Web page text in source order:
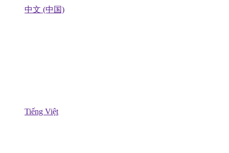
中文 (中国)
Tiếng Việt